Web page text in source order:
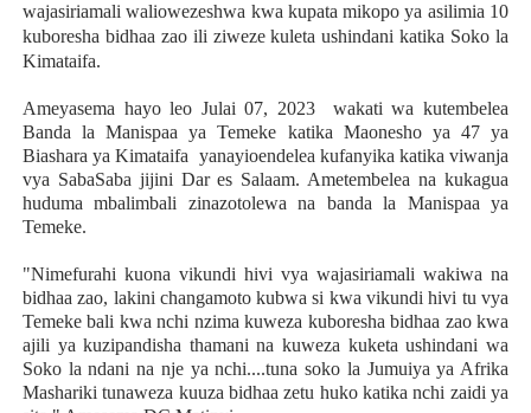
wajasiriamali waliowezeshwa kwa kupata mikopo ya asilimia 10
kuboresha bidhaa zao ili ziweze kuleta ushindani katika Soko la
Kimataifa.
Ameyasema hayo leo Julai 07, 2023 wakati wa kutembelea
Banda la Manispaa ya Temeke katika Maonesho ya 47 ya
Biashara ya Kimataifa yanayioendelea kufanyika katika viwanja
vya SabaSaba jijini Dar es Salaam. Ametembelea na kukagua
huduma mbalimbali zinazotolewa na banda la Manispaa ya
Temeke.
"Nimefurahi kuona vikundi hivi vya wajasiriamali wakiwa na
bidhaa zao, lakini changamoto kubwa si kwa vikundi hivi tu vya
Temeke bali kwa nchi nzima kuweza kuboresha bidhaa zao kwa
ajili ya kuzipandisha thamani na kuweza kuketa ushindani wa
Soko la ndani na nje ya nchi....tuna soko la Jumuiya ya Afrika
Mashariki tunaweza kuuza bidhaa zetu huko katika nchi zaidi ya